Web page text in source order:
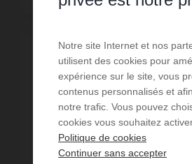
PROMOTION /VISITE VIRTUELLE
Notre site Internet et nos
utilisent des cookies pour
expérience sur le site, vous
contenus personnalisés et
notre trafic. Vous pouvez
cookies vous souhaitez
Politique de cookies
Continuer sans accepter